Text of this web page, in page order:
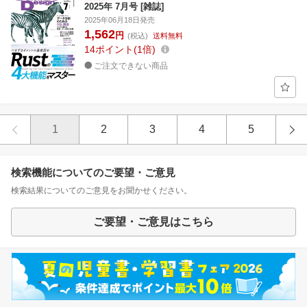
2025年 7月号 [雑誌]
2025年06月18日発売
1,562円 (税込) 送料無料
14ポイント 1倍
ご注文できない商品
1 2 3 4 5
検索機能についてのご要望・ご意見
検索結果についてのご意見をお聞かせください。
ご要望・ご意見はこちら